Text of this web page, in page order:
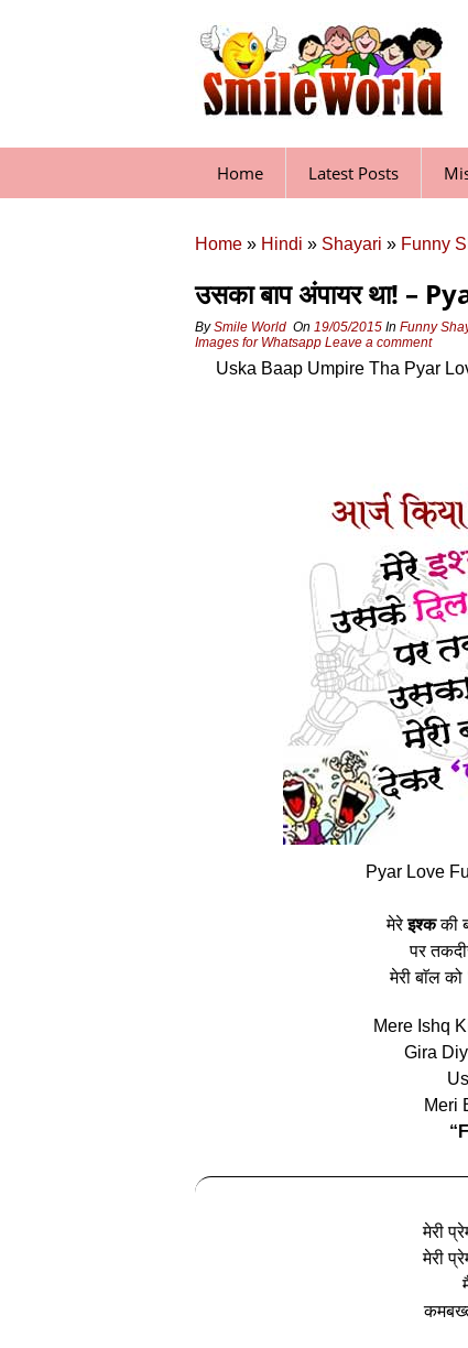
Home Latest Posts
Home » Hindi » Shayari » Funny
उसका बाप अंपायर था! –
BySmile World On 19/05/2015 In Funny
Images for Whatsapp Leave a comment
Uska Baap Umpire Tha Pyar
Pyar Love
मेरेइश्ककी
पर
मेरी बाॅल को
Mere Ishq
Gira
Meri
मेरी
मेरी